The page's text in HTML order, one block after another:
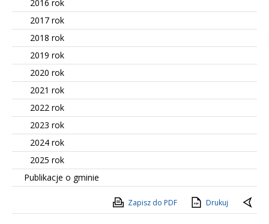
2016 rok
2017 rok
2018 rok
2019 rok
2020 rok
2021 rok
2022 rok
2023 rok
2024 rok
2025 rok
Publikacje o gminie
Zapisz do PDF Drukuj